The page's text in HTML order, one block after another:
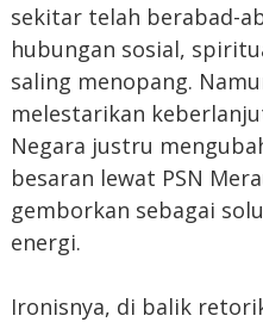
sekitar telah berabad-
hubungan sosial,
saling menopang.
melestarikan
Negara justru
besaran lewat PSN
gemborkan sebagai
energi.
Ironisnya, di balik